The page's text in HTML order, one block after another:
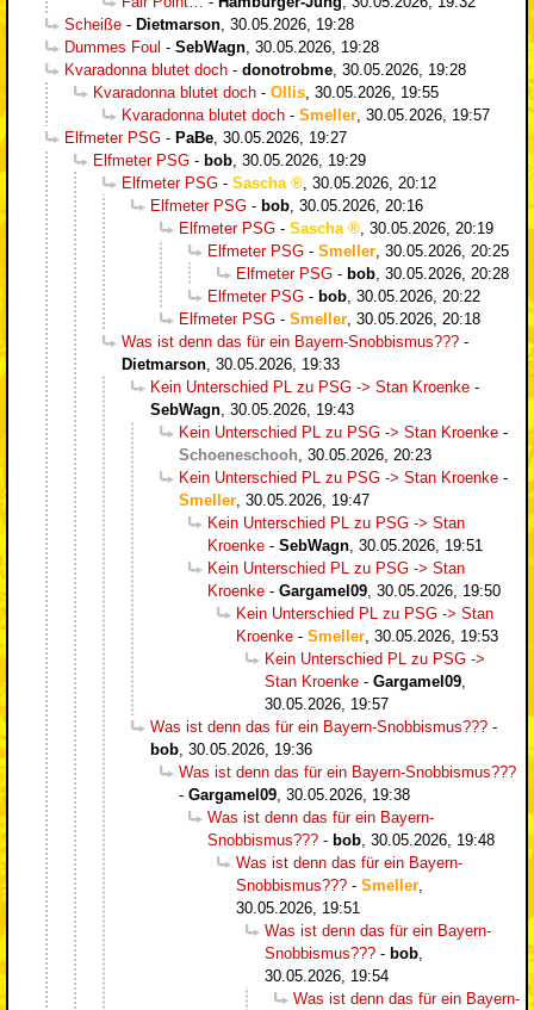
Scheiße - Dietmarson 30.05.2026, 19:28
Dummes Foul - SebWagn 30.05.2026, 19:28
Kvaradonna blutet doch - donotrobme 30.05.2026, 19:28
Kvaradonna blutet doch - Ollis 30.05.2026, 19:55
Kvaradonna blutet doch - Smeller 30.05.2026, 19:57
Elfmeter PSG - PaBe 30.05.2026, 19:27
Elfmeter PSG - bob 30.05.2026, 19:29
Elfmeter PSG - Sascha
30.05.2026, 20:12
Elfmeter PSG - bob 30.05.2026, 20:16
Elfmeter PSG - Sascha
30.05.2026, 20:19
Elfmeter PSG - Smeller 30.05.2026, 20:25
Elfmeter PSG - bob 30.05.2026, 20:28
Elfmeter PSG - bob 30.05.2026, 20:22
Elfmeter PSG - Smeller 30.05.2026, 20:18
Was ist denn das für ein Bayern-Snobbismus??? -
Dietmarson 30.05.2026, 19:33
Kein Unterschied PL zu PSG -> Stan Kroenke -
SebWagn 30.05.2026, 19:43
Kein Unterschied PL zu PSG -> Stan Kroenke -
Schoeneschooh 30.05.2026, 20:23
Kein Unterschied PL zu PSG -> Stan Kroenke -
Smeller 30.05.2026, 19:47
Kein Unterschied PL zu PSG -> Stan
Kroenke - SebWagn 30.05.2026, 19:51
Kein Unterschied PL zu PSG -> Stan
Kroenke - Gargamel09 30.05.2026, 19:50
Kein Unterschied PL zu PSG -> Stan
Kroenke - Smeller 30.05.2026, 19:53
Kein Unterschied PL zu PSG ->
Stan Kroenke - Gargamel09
30.05.2026, 19:57
Was ist denn das für ein Bayern-Snobbismus??? -
bob 30.05.2026, 19:36
Was ist denn das für ein Bayern-Snobbismus???
- Gargamel09 30.05.2026, 19:38
Was ist denn das für ein Bayern-
Snobbismus??? - bob 30.05.2026, 19:48
Was ist denn das für ein Bayern-
Snobbismus??? - Smeller
30.05.2026, 19:51
Was ist denn das für ein Bayern-
Snobbismus??? - bob
30.05.2026, 19:54
Was ist denn das für ein Bayern-